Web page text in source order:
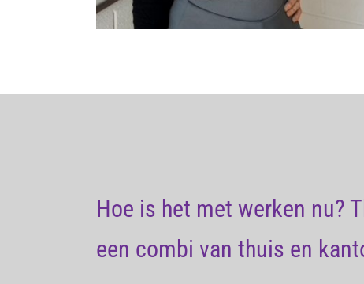
Hoe is het met werken nu?
een combi van thuis en